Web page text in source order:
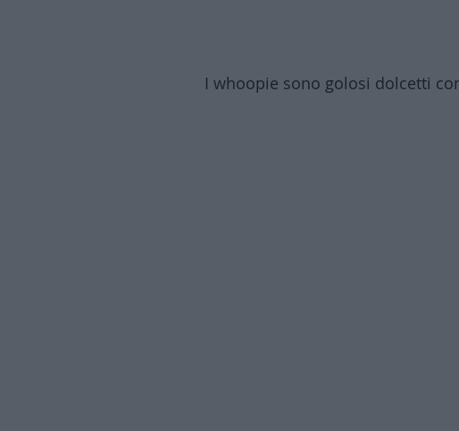
I whoopie sono golosi dolcetti